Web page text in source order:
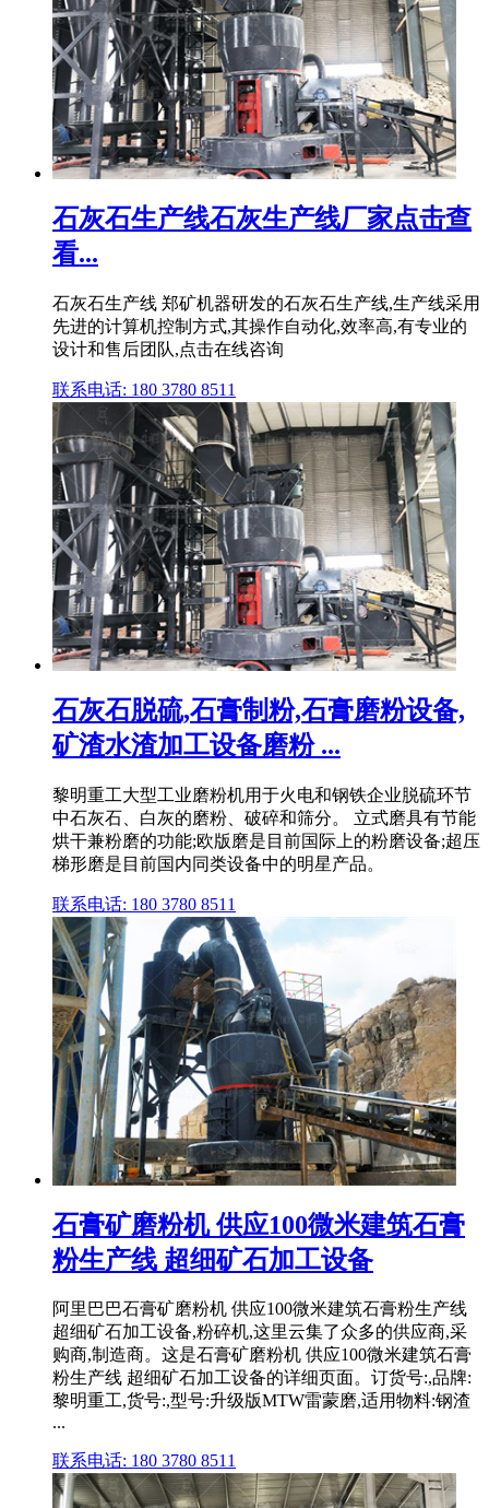
石灰石生产线石灰生产线厂家点击查
看...
石灰石生产线 郑矿机器研发的石灰石生产线,生产线采用
先进的计算机控制方式,其操作自动化,效率高,有专业的
设计和售后团队,点击在线咨询
联系电话: 180 3780 8511
石灰石脱硫,石膏制粉,石膏磨粉设备,
矿渣水渣加工设备磨粉 ...
黎明重工大型工业磨粉机用于火电和钢铁企业脱硫环节
中石灰石、白灰的磨粉、破碎和筛分。 立式磨具有节能
烘干兼粉磨的功能;欧版磨是目前国际上的粉磨设备;超压
梯形磨是目前国内同类设备中的明星产品。
联系电话: 180 3780 8511
石膏矿磨粉机 供应100微米建筑石膏
粉生产线 超细矿石加工设备
阿里巴巴石膏矿磨粉机 供应100微米建筑石膏粉生产线
超细矿石加工设备,粉碎机,这里云集了众多的供应商,采
购商,制造商。这是石膏矿磨粉机 供应100微米建筑石膏
粉生产线 超细矿石加工设备的详细页面。订货号:,品牌:
黎明重工,货号:,型号:升级版MTW雷蒙磨,适用物料:钢渣
...
联系电话: 180 3780 8511